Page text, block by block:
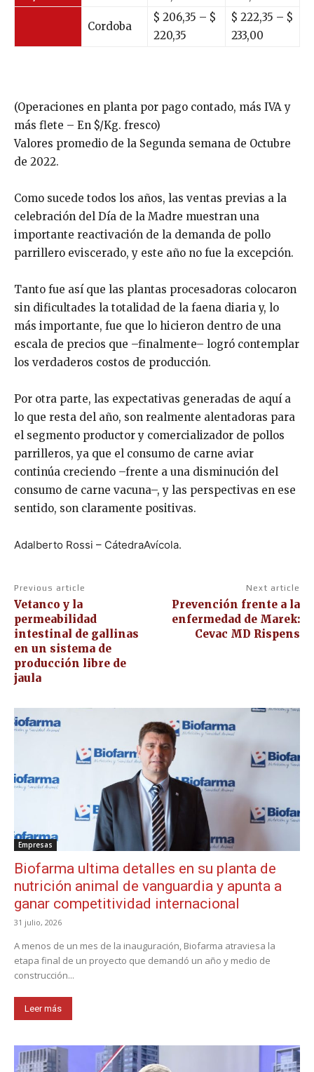
Cordoba
$ 206,35 – $
220,35
$ 222,35 – $
233,00
(Operaciones en planta por pago contado, más IVA y
más flete – En $/Kg. fresco)
Valores promedio de la Segunda semana de Octubre
de 2022.
Como sucede todos los años, las ventas previas a la
celebración del Día de la Madre muestran una
importante reactivación de la demanda de pollo
parrillero eviscerado, y este año no fue la excepción.
Tanto fue así que las plantas procesadoras colocaron
sin dificultades la totalidad de la faena diaria y, lo
más importante, fue que lo hicieron dentro de una
escala de precios que –finalmente– logró contemplar
los verdaderos costos de producción.
Por otra parte, las expectativas generadas de aquí a
lo que resta del año, son realmente alentadoras para
el segmento productor y comercializador de pollos
parrilleros, ya que el consumo de carne aviar
continúa creciendo –frente a una disminución del
consumo de carne vacuna–, y las perspectivas en ese
sentido, son claramente positivas.
Adalberto Rossi – CátedraAvícola.
Previous article
Vetanco y la
permeabilidad
intestinal de gallinas
en un sistema de
producción libre de
jaula
Next article
Prevención frente a la
enfermedad de Marek:
Cevac MD Rispens
Empresas
Biofarma ultima detalles en su planta de
nutrición animal de vanguardia y apunta a
ganar competitividad internacional
31 julio, 2026
A menos de un mes de la inauguración, Biofarma atraviesa la
etapa final de un proyecto que demandó un año y medio de
construcción...
Leer más